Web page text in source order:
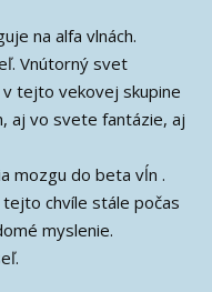
na alfa vlnách.
Vnútorný svet
tejto vekovej skupine
aj vo svete fantázie, aj
mozgu do beta vĺn .
chvíle stále počas
myslenie.